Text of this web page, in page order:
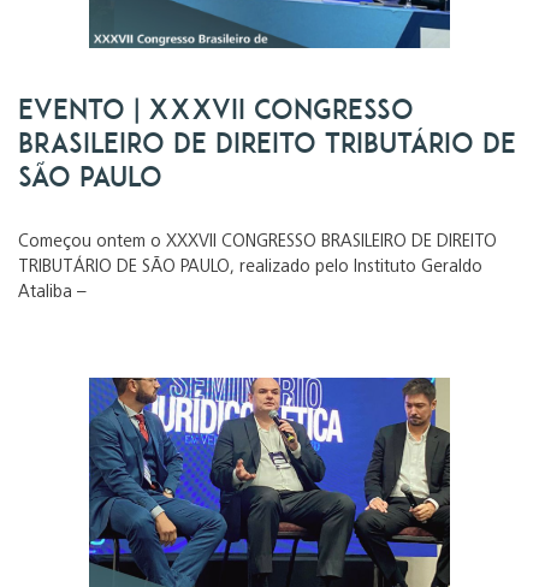
Evento | XXXVII CONGRESSO
BRASILEIRO DE DIREITO TRIBUTÁRIO DE
SÃO PAULO
Começou ontem o XXXVII CONGRESSO BRASILEIRO DE DIREITO
TRIBUTÁRIO DE SÃO PAULO, realizado pelo Instituto Geraldo
Ataliba –